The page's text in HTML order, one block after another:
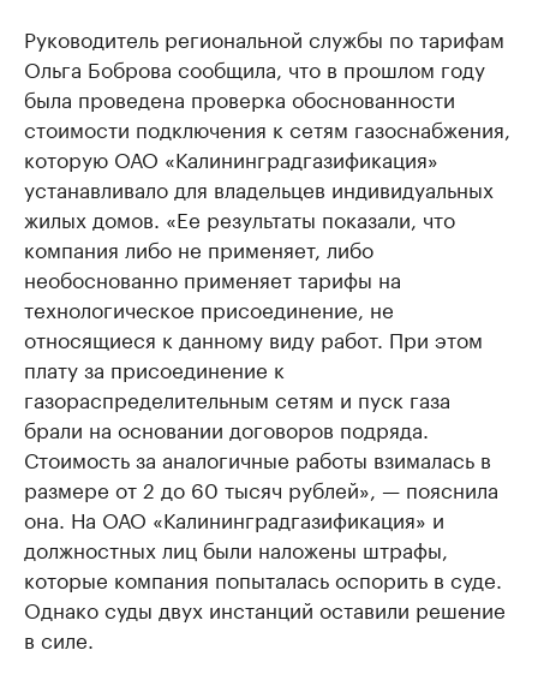
Руководитель региональной службы по тарифам
Ольга Боброва сообщила, что в прошлом году
была проведена проверка обоснованности
стоимости подключения к сетям газоснабжения,
которую ОАО «Калининградгазификация»
устанавливало для владельцев индивидуальных
жилых домов. «Ее результаты показали, что
компания либо не применяет, либо
необоснованно применяет тарифы на
технологическое присоединение, не
относящиеся к данному виду работ. При этом
плату за присоединение к
газораспределительным сетям и пуск газа
брали на основании договоров подряда.
Стоимость за аналогичные работы взималась в
размере от 2 до 60 тысяч рублей», — пояснила
она. На ОАО «Калининградгазификация» и
должностных лиц были наложены штрафы,
которые компания попыталась оспорить в суде.
Однако суды двух инстанций оставили решение
в силе.